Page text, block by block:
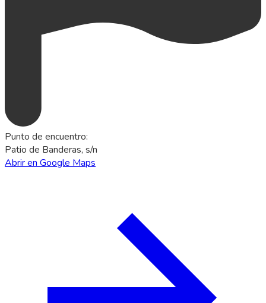
Punto de encuentro:
Patio de Banderas, s/n
Abrir en Google Maps